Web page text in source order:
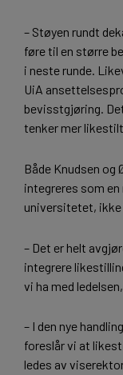
– Støyen rundt
føre til en større
i neste runde.
UiA
bevisstgjøring.
tenker mer
Både Knudsen og
integreres som en
universitetet, ikke
– Det er helt
integrere
vi ha med
– I den nye
foreslår vi at
ledes av